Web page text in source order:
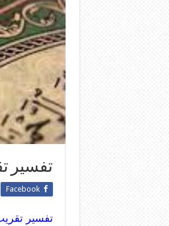
تفسير
Facebook
تفسير